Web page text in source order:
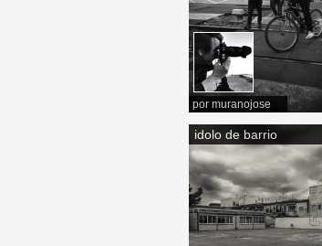
por muranojose
idolo de barrio